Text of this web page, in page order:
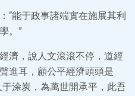
“能于政事諸端實在施展其利
。”
濟，說人文滾滾不停，道經
進耳，顧公平經濟頭頭是
于涂炭，為萬世開承平，此吾